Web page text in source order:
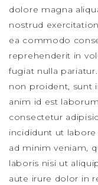
dolore magna
nostrud
ea commodo
reprehenderit in
fugiat nulla
non proident, sunt
anim id est
consectetur
incididunt ut
ad minim veniam,
laboris nisi ut
aute irure dolor in